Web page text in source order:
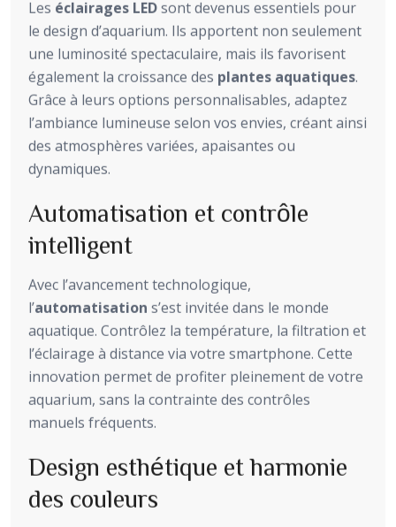
Les éclairages LEDsont devenus essentiels pour
le design d’aquarium. Ils apportent non seulement
une luminosité spectaculaire, mais ils favorisent
également la croissance des plantes aquatiques.
Grâce à leurs options personnalisables, adaptez
l’ambiance lumineuse selon vos envies, créant ainsi
des atmosphères variées, apaisantes ou
dynamiques.
Automatisation et contrôle
intelligent
Avec l’avancement technologique,
l’automatisation s’est invitée dans le monde
aquatique. Contrôlez la température, la filtration et
l’éclairage à distance via votre smartphone. Cette
innovation permet de profiter pleinement de votre
aquarium, sans la contrainte des contrôles
manuels fréquents.
Design esthétique et harmonie
des couleurs